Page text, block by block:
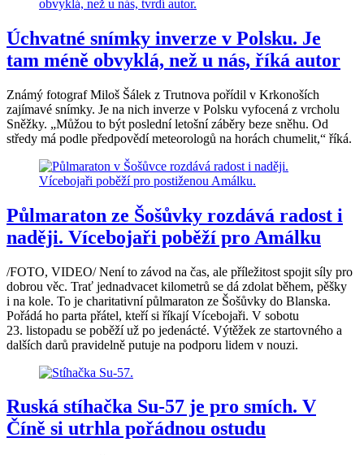
Úchvatné snímky inverze v Polsku. Je
tam méně obvyklá, než u nás, říká autor
Známý fotograf Miloš Šálek z Trutnova pořídil v Krkonoších
zajímavé snímky. Je na nich inverze v Polsku vyfocená z vrcholu
Sněžky. „Můžou to být poslední letošní záběry beze sněhu. Od
středy má podle předpovědí meteorologů na horách chumelit,“ říká.
Půlmaraton ze Šošůvky rozdává radost i
naději. Vícebojaři poběží pro Amálku
/FOTO, VIDEO/ Není to závod na čas, ale příležitost spojit síly pro
dobrou věc. Trať jednadvacet kilometrů se dá zdolat během, pěšky
i na kole. To je charitativní půlmaraton ze Šošůvky do Blanska.
Pořádá ho parta přátel, kteří si říkají Vícebojaři. V sobotu
23. listopadu se poběží už po jedenácté. Výtěžek ze startovného a
dalších darů pravidelně putuje na podporu lidem v nouzi.
Ruská stíhačka Su-57 je pro smích. V
Číně si utrhla pořádnou ostudu